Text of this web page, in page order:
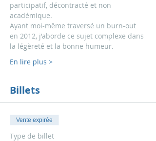
participatif, décontracté et non
académique.
Ayant moi-même traversé un burn-out
en 2012, j'aborde ce sujet complexe dans
la légèreté et la bonne humeur.
En lire plus >
Billets
Vente expirée
Type de billet